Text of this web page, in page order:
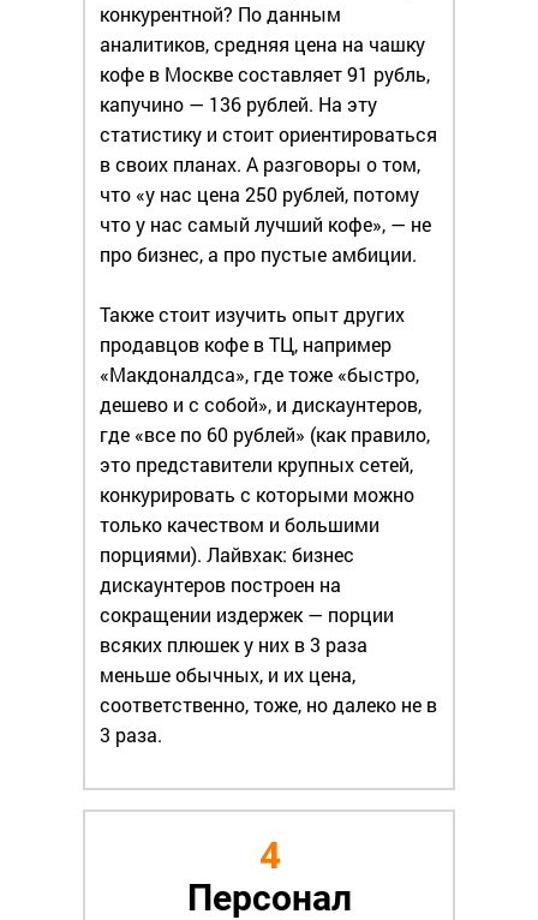
конкурентной? По данным
аналитиков, средняя цена на чашку
кофе в Москве составляет 91 рубль,
капучино — 136 рублей. На эту
статистику и стоит ориентироваться
в своих планах. А разговоры о том,
что «у нас цена 250 рублей, потому
что у нас самый лучший кофе», — не
про бизнес, а про пустые амбиции.
Также стоит изучить опыт других
продавцов кофе в ТЦ, например
«Макдоналдса», где тоже «быстро,
дешево и с собой», и дискаунтеров,
где «все по 60 рублей» (как правило,
это представители крупных сетей,
конкурировать с которыми можно
только качеством и большими
порциями). Лайвхак: бизнес
дискаунтеров построен на
сокращении издержек — порции
всяких плюшек у них в 3 раза
меньше обычных, и их цена,
соответственно, тоже, но далеко не в
3 раза.
4
Персонал